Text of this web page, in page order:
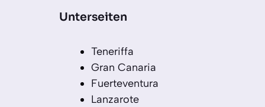
Unterseiten
Teneriffa
Gran Canaria
Fuerteventura
Lanzarote